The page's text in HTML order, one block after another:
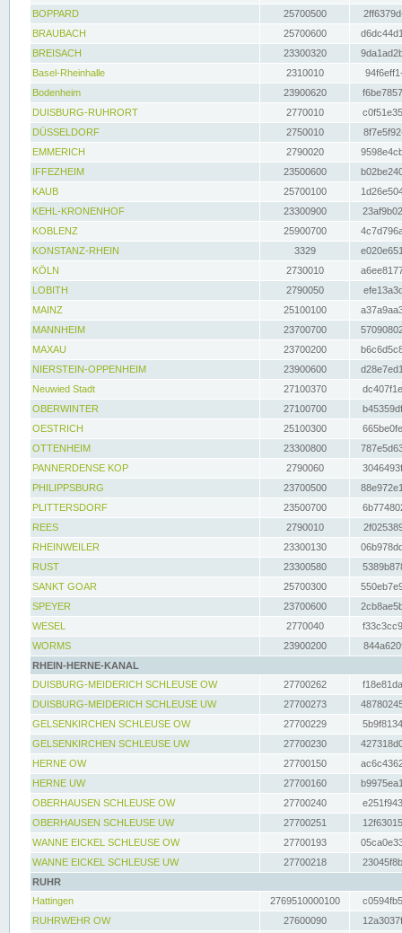
BOPPARD
25700500
BRAUBACH
25700600
BREISACH
23300320
Basel-Rheinhalle
2310010
Bodenheim
23900620
DUISBURG-RUHRORT
2770010
DÜSSELDORF
2750010
EMMERICH
2790020
IFFEZHEIM
23500600
KAUB
25700100
KEHL-KRONENHOF
23300900
KOBLENZ
25900700
KONSTANZ-RHEIN
3329
KÖLN
2730010
LOBITH
2790050
MAINZ
25100100
MANNHEIM
23700700
MAXAU
23700200
NIERSTEIN-OPPENHEIM
23900600
Neuwied Stadt
27100370
OBERWINTER
27100700
OESTRICH
25100300
OTTENHEIM
23300800
PANNERDENSE KOP
2790060
PHILIPPSBURG
23700500
PLITTERSDORF
23500700
REES
2790010
RHEINWEILER
23300130
RUST
23300580
SANKT GOAR
25700300
SPEYER
23700600
WESEL
2770040
WORMS
23900200
RHEIN-HERNE-KANAL
DUISBURG-MEIDERICH SCHLEUSE OW
27700262
DUISBURG-MEIDERICH SCHLEUSE UW
27700273
GELSENKIRCHEN SCHLEUSE OW
27700229
GELSENKIRCHEN SCHLEUSE UW
27700230
HERNE OW
27700150
HERNE UW
27700160
OBERHAUSEN SCHLEUSE OW
27700240
OBERHAUSEN SCHLEUSE UW
27700251
WANNE EICKEL SCHLEUSE OW
27700193
WANNE EICKEL SCHLEUSE UW
27700218
RUHR
Hattingen
2769510000100
RUHRWEHR OW
27600090